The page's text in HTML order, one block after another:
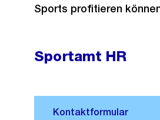
Sports profitieren
Sportamt HR